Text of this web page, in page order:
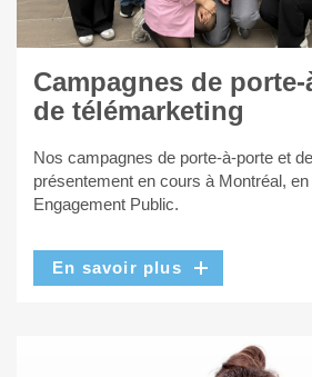
Campagnes de
de télémarketing
Nos campagnes de porte-à-porte et
présentement en cours à Montréal,
Engagement Public.
En savoir plus